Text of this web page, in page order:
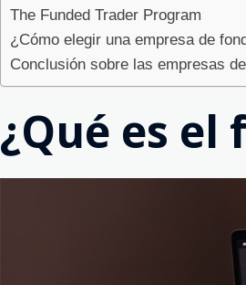
The Funded Trader Program
¿Cómo elegir una empresa de
Conclusión sobre las empresas
¿Qué es